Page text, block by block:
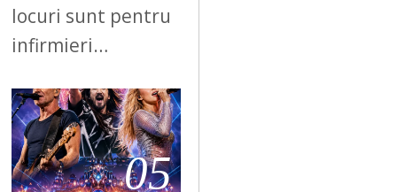
locuri sunt pentru
infirmieri…
05